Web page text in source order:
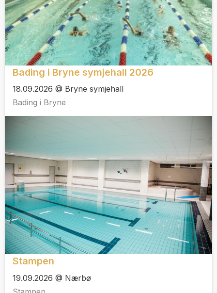
Bading i Bryne symjehall 2026
18.09.2026 @ Bryne symjehall
Bading i Bryne
Stampen
19.09.2026 @ Nærbø